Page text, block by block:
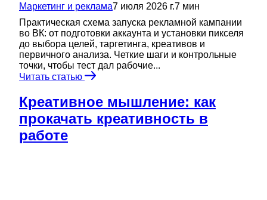
Маркетинг и реклама7 июля 2026 г.7 мин
Практическая схема запуска рекламной кампании
во ВК: от подготовки аккаунта и установки пикселя
до выбора целей, таргетинга, креативов и
первичного анализа. Четкие шаги и контрольные
точки, чтобы тест дал рабочие...
Читать статью
Креативное мышление: как
прокачать креативность в
работе